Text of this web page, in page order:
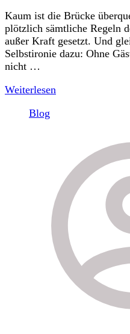
Kaum ist die Brücke
plötzlich sämtliche Regeln
außer Kraft gesetzt. Und
Selbstironie dazu: Ohne
nicht …
Weiterlesen
Blog